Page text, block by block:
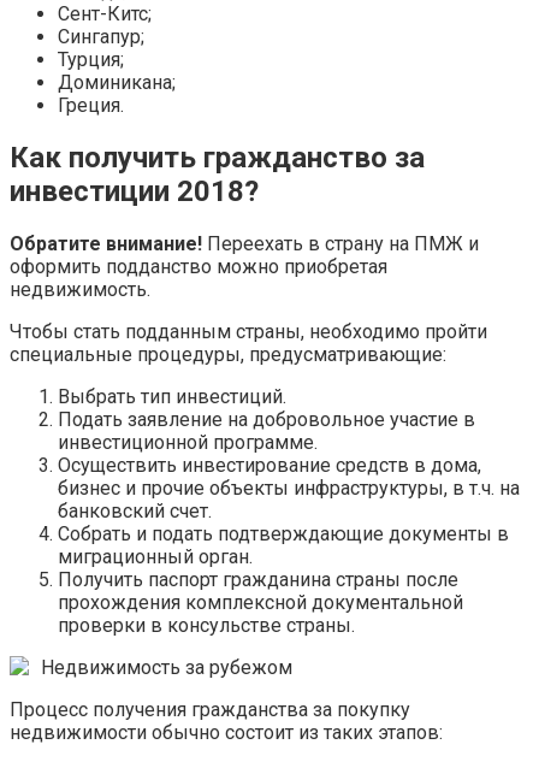
Сент-Китс;
Сингапур;
Турция;
Доминикана;
Греция.
Как получить гражданство за
инвестиции 2018?
Обратите внимание! Переехать в страну на ПМЖ и
оформить подданство можно приобретая
недвижимость.
Чтобы стать подданным страны, необходимо пройти
специальные процедуры, предусматривающие:
Выбрать тип инвестиций.
Подать заявление на добровольное участие в
инвестиционной программе.
Осуществить инвестирование средств в дома,
бизнес и прочие объекты инфраструктуры, в т.ч. на
банковский счет.
Собрать и подать подтверждающие документы в
миграционный орган.
Получить паспорт гражданина страны после
прохождения комплексной документальной
проверки в консульстве страны.
Недвижимость за рубежом
Процесс получения гражданства за покупку
недвижимости обычно состоит из таких этапов: